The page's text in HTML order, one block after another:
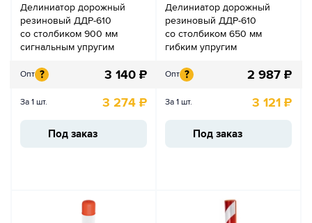
Делиниатор дорожный
резиновый ДДР-610
со столбиком 900 мм
сигнальным упругим
Опт ? 3 140 ₽
За 1 шт. 3 274 ₽
Под заказ
Делиниатор дорожный
резиновый ДДР-610
со столбиком 650 мм
гибким упругим
Опт ? 2 987 ₽
За 1 шт. 3 121 ₽
Под заказ